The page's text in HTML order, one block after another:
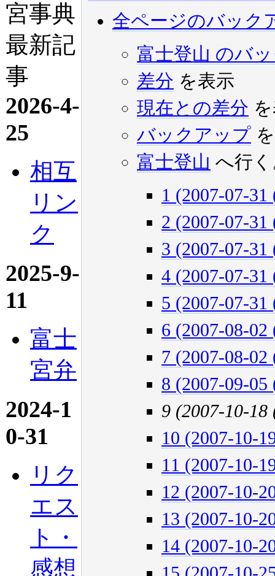
宮事典
最新記
事
2026-4-
25
相互
リン
ク
2025-9-
11
富士
宮弁
2024-1
0-31
リク
エス
ト・
感想
全ページのバック
富士登山 のバ
差分 を表示
現在との差分
バックアップ
富士登山 へ行
1 (2007-07-
2 (2007-07-
3 (2007-07-
4 (2007-07-31
5 (2007-07-
6 (2007-08-
7 (2007-08-
8 (2007-09-
9 (2007-10-
10 (2007-10-
11 (2007-10-
12 (2007-10-
13 (2007-10-
14 (2007-10-